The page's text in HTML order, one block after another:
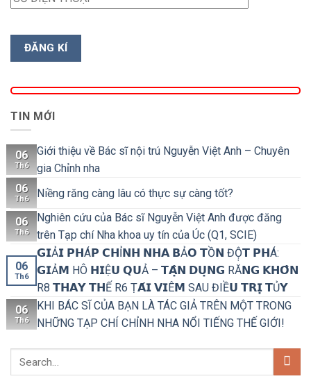
TIN MỚI
06
Th6
Giới thiệu về Bác sĩ nội trú Nguyễn Việt Anh – Chuyên
gia Chỉnh nha
06
Th6 Niềng răng càng lâu có thực sự càng tốt?
06
Th6
Nghiên cứu của Bác sĩ Nguyễn Việt Anh được đăng
trên Tạp chí Nha khoa uy tín của Úc (Q1, SCIE)
06
Th6
𝗚𝗜Ả𝗜 𝗣𝗛Á𝗣 𝗖𝗛Ỉ𝗡𝗛 𝗡𝗛𝗔 𝗕Ả𝗢 𝗧Ồ𝗡 ĐỘ̣𝗧 𝗣𝗛Á:
𝗚𝗜Ả𝗠 HÔ 𝗛𝗜Ệ𝗨 𝗤𝗨Ả – 𝗧𝗔̣̂𝗡 𝗗𝗨̣𝗡𝗚 RĂ𝗡𝗚 𝗞𝗛𝗢̂𝗡
R8 𝗧𝗛𝗔𝗬 𝗧𝗛Ế R6 Ṭ𝗔́𝗜 𝗩𝗜Ê𝗠 SAU ĐIỀ𝗨 𝗧𝗥𝗜̣ 𝗧Ủ𝗬
06
Th6
KHI BÁC SĨ CỦA BẠN LÀ TÁC GIẢ TRÊN MỘT TRONG
NHỮNG TẠP CHÍ CHỈNH NHA NỔI TIẾNG THẾ GIỚI!